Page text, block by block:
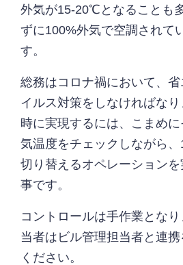
外気が15-20℃となることも
ずに100%外気で空調されて
す。
総務はコロナ禍において、
イルス対策をしなければな
時に実現するには、こまめ
気温度をチェックしながら
切り替えるオペレーション
事です。
コントロールは手作業とな
当者はビル管理担当者と連
ください。